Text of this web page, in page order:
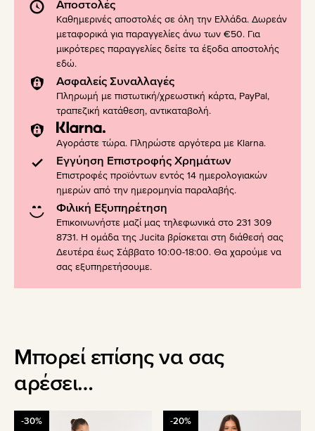
Αποστολές
Καθημερινές αποστολές σε όλη την Ελλάδα. Δωρεάν
μεταφορικά για παραγγελίες άνω των €50. Για
μικρότερες παραγγελίες δείτε τα έξοδα αποστολής
εδώ.
Ασφαλείς Συναλλαγές
Πληρωμή με πιστωτική/χρεωστική κάρτα, PayPal,
τραπεζική κατάθεση, αντικαταβολή.
Αγοράστε τώρα. Πληρώστε αργότερα με Klarna.
Εγγύηση Επιστροφής Χρημάτων
Επιστροφές προϊόντων εντός 14 ημερολογιακών
ημερών από την ημερομηνία παραλαβής.
Φιλική Εξυπηρέτηση
Επικοινωνήστε μαζί μας τηλεφωνικά στο 231 309
8731. Η ομάδα της Jucita βρίσκεται στη διάθεσή σας
Δευτέρα έως Σάββατο 10:00-18:00. Θα χαρούμε να
σας εξυπηρετήσουμε.
Μπορεί επίσης να σας
αρέσει…
-30%
Αυτό
-20%
Αυτό